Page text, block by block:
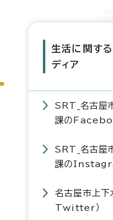
生活に関する
ディア
SRT_名古屋
課の
SRT_名古屋
課の
名古屋市上下
Twitter）